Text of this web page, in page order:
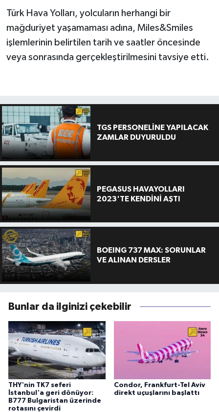
Türk Hava Yolları, yolcuların herhangi bir
mağduriyet yaşamaması adına, Miles&Smiles
işlemlerinin belirtilen tarih ve saatler öncesinde
veya sonrasında gerçekleştirilmesini tavsiye etti.
TGS PERSONELİNE YAPILACAK
ZAMLAR DUYURULDU
PEGASUS HAVAYOLLARI
2023'TE KENDİNİ AŞTI
BOEING 737 MAX: SORUNLAR
VE ALINAN DERSLER
Bunlar da ilginizi çekebilir
THY'nin TK7 seferi
İstanbul'a geri dönüyor:
B777 Bulgaristan üzerinde
rotasını çevirdi
Condor, Frankfurt-Tel Aviv
direkt uçuşlarını başlattı